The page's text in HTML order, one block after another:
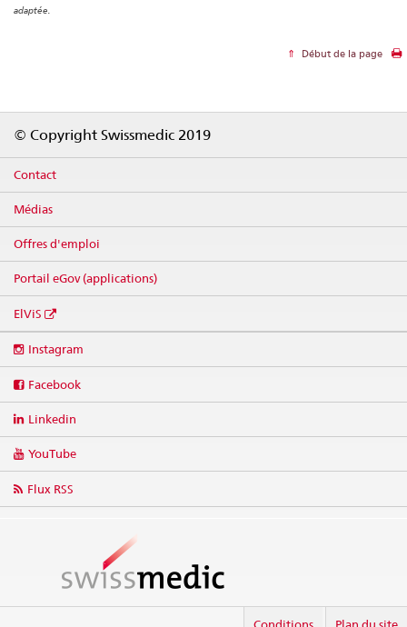
adaptée.
Début de la page
© Copyright Swissmedic 2019
Contact
Médias
Offres d'emploi
Portail eGov (applications)
ElViS
media
Instagram
Facebook
Linkedin
YouTube
Flux RSS
Conditions Plan du site